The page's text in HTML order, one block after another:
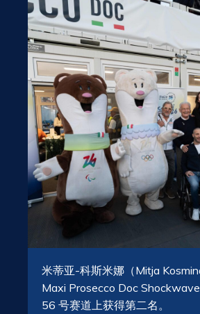
米蒂亚-科斯米娜（Mitja
Maxi Prosecco Doc
56 号赛道上获得第二名。